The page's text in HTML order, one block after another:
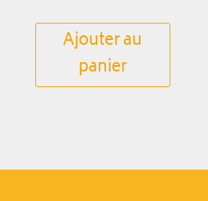
Ajouter au
panier